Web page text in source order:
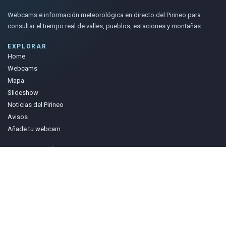
Webcams e información meteorológica en directo del Pirineo para
consultar el tiempo real de valles, pueblos, estaciones y montañas.
EXPLORAR
Home
Webcams
Mapa
Slideshow
Noticias del Pirineo
Avisos
Añade tu webcam